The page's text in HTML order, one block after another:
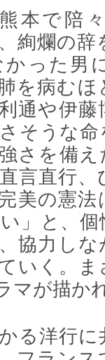
熊本で陪
絢爛の辞
った男
病むほ
通や伊
そうな
さを備
言直行
美の憲
」と、
協力し
いく。
マが描か
る洋行